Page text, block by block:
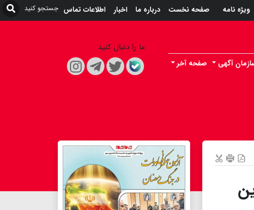
ویژه نامه صفحه نخست درباره ما اخبار اطلاعات تماس
آگهی صفحه آخر
ما را دنبال کنید